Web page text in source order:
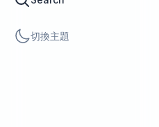
切換主題